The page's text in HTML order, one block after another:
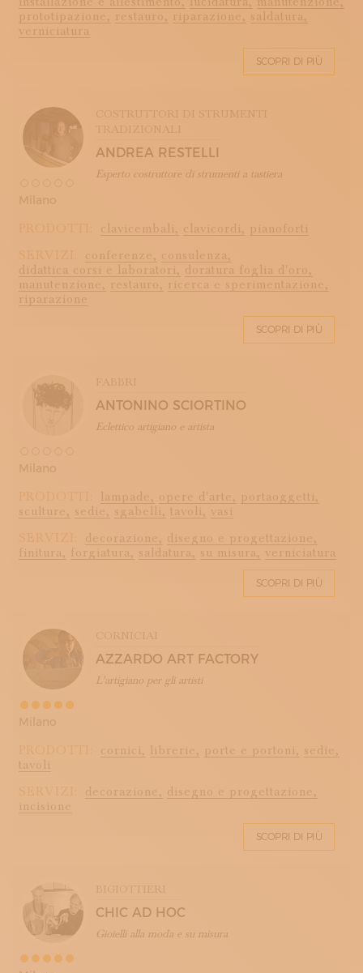
prototipazione,
restauro, riparazione, saldatura,
verniciatura
SCOPRI DI PIÙ
ANDREA RESTELLI
Esperto costruttore di strumenti a tastiera
PRODOTTI: clavicembali, clavicordi,
pianoforti
SERVIZI:
conferenze,
consulenza,
didattica corsi e laboratori,
doratura foglia d'oro,
manutenzione, restauro,
ricerca e sperimentazione,
riparazione
SCOPRI DI PIÙ
ANTONINO SCIORTINO
Eclettico artigiano e artista
PRODOTTI: lampade, opere d'arte,
portaoggetti,
sculture,
sedie, sgabelli, tavoli,
vasi
SERVIZI:
decorazione,
disegno e progettazione,
finitura, forgiatura, saldatura, su misura, verniciatura
SCOPRI DI PIÙ
AZZARDO ART FACTORY
L'artigiano per gli artisti
PRODOTTI: cornici, librerie, porte e portoni, sedie,
tavoli
SERVIZI:
decorazione, disegno e progettazione,
incisione
SCOPRI DI PIÙ
CHIC AD HOC
Gioielli alla moda e su misura